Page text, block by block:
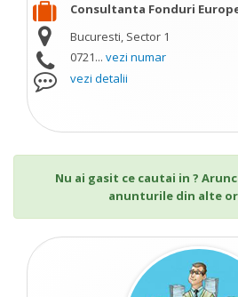
Consultanta Fonduri
Bucuresti, Sector 1
0721... vezi numar
vezi detalii
Nu ai gasit ce cautai in ?
anunturile din alte